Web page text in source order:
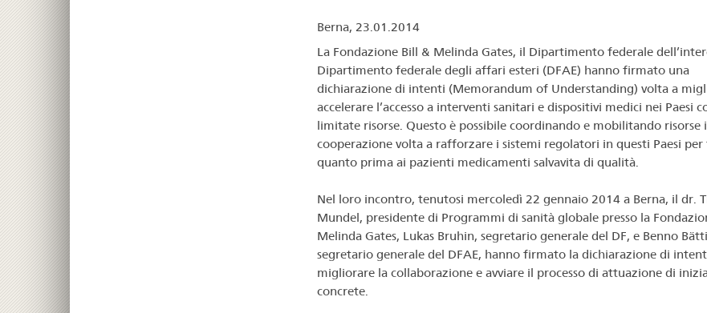
Berna, 23.01.2014
La Fondazione Bill & Melinda Gates, il Dipartimento federale
Dipartimento federale degli affari esteri (DFAE) hanno firmato una
dichiarazione di intenti (Memorandum of Understanding) volta a
accelerare l’accesso a interventi sanitari e dispositivi medici nei Paesi
limitate risorse. Questo è possibile coordinando e mobilitando risorse
cooperazione volta a rafforzare i sistemi regolatori in questi Paesi
quanto prima ai pazienti medicamenti salvavita di qualità.
Nel loro incontro, tenutosi mercoledì 22 gennaio 2014 a Berna, il dr.
Mundel, presidente di Programmi di sanità globale presso la
Melinda Gates, Lukas Bruhin, segretario generale del DF, e Benno
segretario generale del DFAE, hanno firmato la dichiarazione di
migliorare la collaborazione e avviare il processo di attuazione di
concrete.